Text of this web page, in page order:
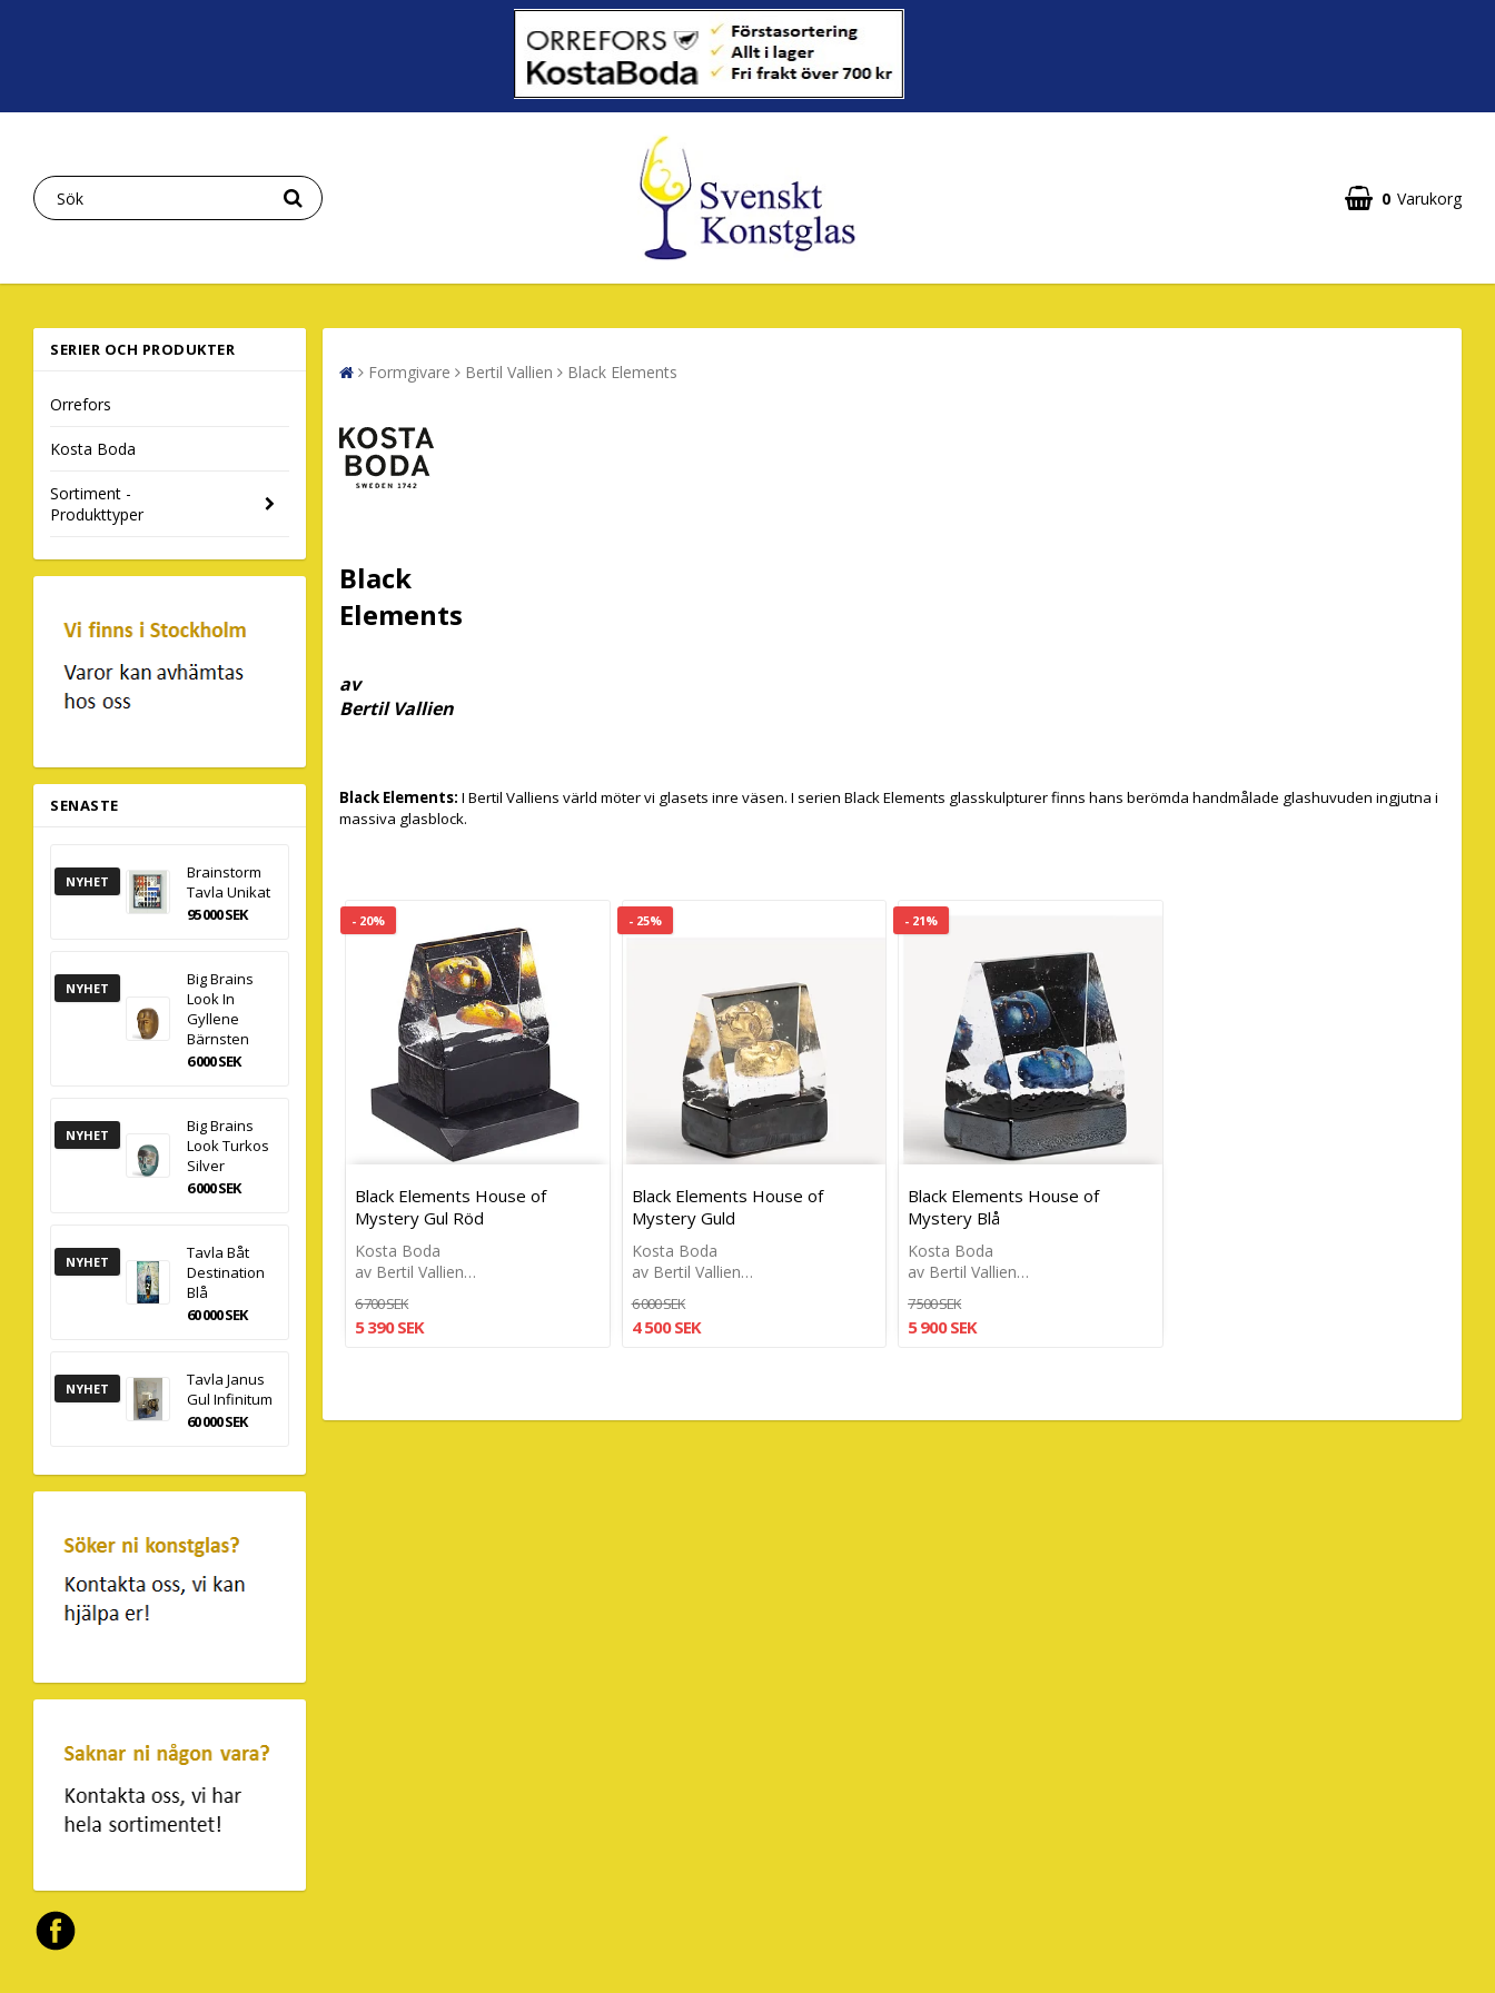
0 Varukorg
SERIER OCH PRODUKTER
Orrefors
Kosta Boda
Sortiment -
Produkttyper
SENASTE
NYHET
Brainstorm
Tavla Unikat
95 000 SEK
NYHET
Big Brains
Look In
Gyllene
Bärnsten
6 000 SEK
NYHET
Big Brains
Look Turkos
Silver
6 000 SEK
NYHET
Tavla Båt
Destination
Blå
60 000 SEK
NYHET
Tavla Janus
Gul Infinitum
60 000 SEK
Formgivare Bertil Vallien Black Elements
Black
Elements
av
Bertil Vallien
Black Elements: I Bertil Valliens värld möter vi glasets inre väsen. I serien Black Elements glasskulpturer finns hans berömda handmålade glashuvuden ingjutna i
massiva glasblock.
- 20%
Black Elements House of
Mystery Gul Röd
Kosta Boda
av Bertil Vallien…
6 700 SEK
5 390 SEK
- 25%
Black Elements House of
Mystery Guld
Kosta Boda
av Bertil Vallien…
6 000 SEK
4 500 SEK
- 21%
Black Elements House of
Mystery Blå
Kosta Boda
av Bertil Vallien…
7 500 SEK
5 900 SEK